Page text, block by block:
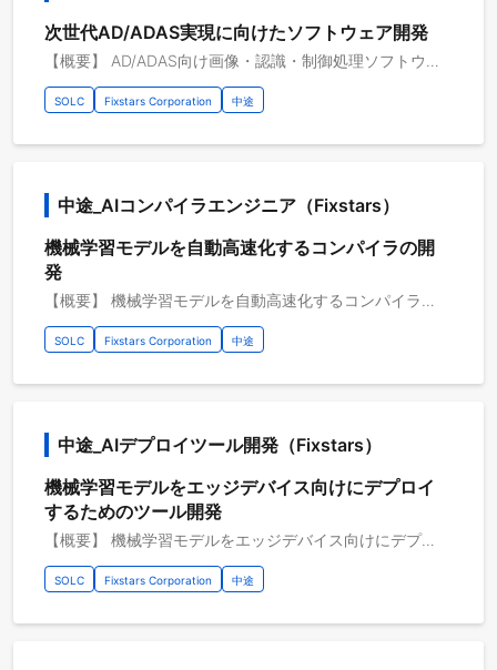
次世代AD/ADAS実現に向けたソフトウェア開発
【概要】 AD/ADAS向け画像・認識・制御処理ソフトウェア開発 【具体的な職務内容】 乗用車の走行にあたり、それを支援する走行安全システムの重要性は益々高まっています。 これは具体的には車載カメラの画像や周辺機器からの情報を元に、前方の人物や車両、標識等の検知や駐車支援等が含まれます。 本プロジェクトではこれら走行安全システムに関する、アルゴリズムの開発と実装、および車載コンピュータでの動作に向けた高速化等を担当します。 アルゴリズムに関しては各種画像変換、物体検知等が含まれます。高速化については、アルゴリズムの改良やSIMD、CUDAを使った手法等が含まれます。 【従事すべき業務の変更の範囲】 会社の定める業務全般 【プロジェクトのやりがい】 開発したプログラムが、実際に乗用車に搭載され市場を走行すること
SOLC Fixstars Corporation 中途
中途_AIコンパイラエンジニア（Fixstars）
機械学習モデルを自動高速化するコンパイラの開
発
【概要】 機械学習モデルを自動高速化するコンパイラの開発 現在様々なアプリケーションで機械学習が利用されています。 これらのアプリケーションを高速化または省電力化するために、様々なAIアクセラレータが開発されています。 フィックスターズでは、AIアクセラレータを開発するお客様向けに、AIコンパイラフレームワークの開発を行っています。 AIコンパイラは、機械学習モデルの学習や推論のワークロードを、対象のAIアクセラレータ上で高速処理するための変換とコード生成を自動で適用します。 フィックスターズでは、このAIコンパイラフレームワークを設計及び開発するエンジニアを募集しています。 この役割には、対象のAIアクセラレータを対象にした量子化、計算グラフの最適化、ループやメモリ配置の最適化の手法の設計や、コンパイラへの実装が含まれます。 また、AIアクセラレータやAIコンパイラの最新研究やOSSの動向の調査も行い、それらを用いた技術選定にも携わります。 加えて、ハードウェア設計者とも連携し、ハードウェアとソフトウェアの協調して設計することで、次世代のAIアクセラレータの設計にも貢献していただきます。 大規模かつ最先端のAIコンパイラフレームワークや、次世代のAIアクセラレータの開発に携われるプロジェクトにぜひ参加しませんか？ 【具体的な職務内容】 ・AIコンパイラフレームワークの設計や開発 ・対象のAIアクセラレータ向けの高速化手法の設計 ・量子化や枝刈りなどのAIモデル圧縮技法の研究開発や実装 ・AIコンパイラフレームワークを利用した機械学習モデルの高速化 ・AIアクセラレータのハードウェアアーキテクチャに対する改善手法の提案 【従事すべき業務の変更の範囲】 会社の定める業務全般 【案件例】 https://www.fixstars.com/ja/cases/r-car 【プロジェクトのやりがい】 ・急成長するAI/ML市場において、新たな技術革新にチャレンジできる ・AIコンパイラやAIフレームワークに関する、最先端かつ大規模なコンピュータシステムの開発に携われる ・著名なOSSを利用した開発やコントリビューションが出来る ・次世代のAIアクセラレータの設計や開発に携われる 【開発環境】 開発環境：C/C++, Python コンパイラフレームワーク: MLIR, LLVM, TVM AIフレームワーク: PyTorch, TensorFlow, ONNX その他開発環境：Linux 開発支援ツール：Git, GitLab, GitHub 開発手法：チケット駆動開発, スクラム開発 開発内容タイプ：B2B
SOLC Fixstars Corporation 中途
中途_AIデプロイツール開発（Fixstars）
機械学習モデルをエッジデバイス向けにデプロイ
するためのツール開発
【概要】 機械学習モデルをエッジデバイス向けにデプロイするためのツール開発 昨今、機械学習は多岐にわたるアプリケーションで活用されており、その高速化と省電力化が喫緊の課題となっています。 この課題を解決するため、様々なAIアクセラレータが開発されていますが、 その性能を最大限に引き出すためには、個々のAIアクセラレータに最適化されたAIコンパイラやランタイムライブラリが不可欠です。 また開発をスムーズに進めるために、高速なシミュレータ類の開発も必要になってきます。 フィックスターズでは、様々なAIアクセラレータを対象とした革新的な開発ツールの設計・開発を推進するエンジニアを募集しています。 大規模かつ最先端のAIコンパイラフレームワークや、次世代のAIアクセラレータの開発に携われるプロジェクトにぜひ参加しませんか？ 【具体的な職務内容】 ・AIコンパイラ・ランタイム・シミュレータの設計や開発 ・対象のAIアクセラレータ向けの高速化手法の設計 ・量子化や枝刈りなどのAIモデル圧縮技法の研究開発や実装 ・AIコンパイラフレームワークを利用した機械学習モデルの高速化 ・AIアクセラレータのハードウェアアーキテクチャに対する改善手法の提案 【従事すべき業務の変更の範囲】 会社の定める業務全般 【案件例】 https://www.fixstars.com/ja/cases/r-car 【プロジェクトのやりがい】 ・急成長するAI/ML市場において、新たな技術革新にチャレンジできる ・AIコンパイラやAIフレームワークに関する、最先端かつ大規模なコンピュータシステムの開発に携われる ・著名なOSSを利用した開発やコントリビューションが出来る ・次世代のAIアクセラレータの設計や開発に携われる 【開発環境】 開発環境：C/C++, Python コンパイラフレームワーク: MLIR, LLVM, TVM AIフレームワーク: PyTorch, TensorFlow, ONNX その他開発環境：Linux 開発支援ツール：Git, GitLab, GitHub 開発手法：チケット駆動開発, スクラム開発 開発内容タイプ：B2B
SOLC Fixstars Corporation 中途